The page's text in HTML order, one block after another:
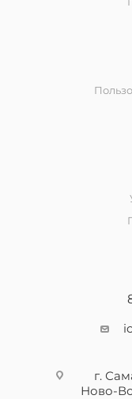
г.
Ново-